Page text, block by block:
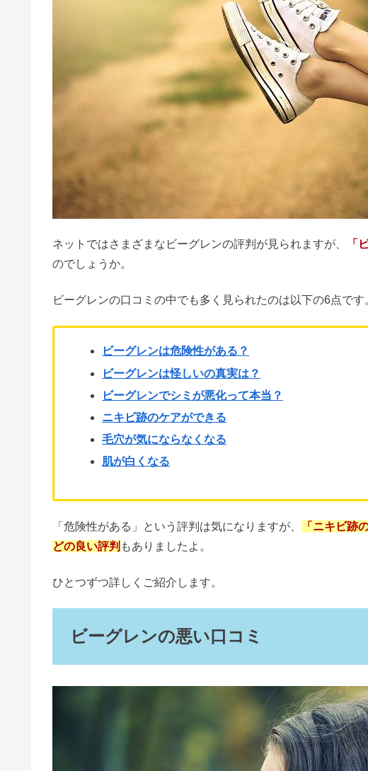
やってはいけない断捨離5選！捨てるべき
ハダメキミライは怪しい？悪質＆解約NG
絹女は口コミが悪い？【リファ比較・違い
ホットヨガLAVAはやばい？インストラク
傳濱野はダサい？評判や口コミ・偽物との
ランバンオンブルーの年齢層＆芸能人｜ダ
トリーバーチの年齢層は？40代・50代のイ
水グミはまずい？味の口コミやカロリーを
ビーグレンでシミが悪化って
ビーグレンの良い口コミ
ニキビ跡のケアができる
毛穴が気にならなくなる
肌が白くなる
ビーグレンを使い続けた結果
ビーグレンの効果は？
ビーグレンの40代・50代の
【Q&A】ビーグレンのよくある
どこで買える？ドラッグスト
ネットではさまざまなビーグレンの評判が見られますが、「
のでしょうか。
ビーグレンの口コミの中でも多く見られたのは以下の6点です